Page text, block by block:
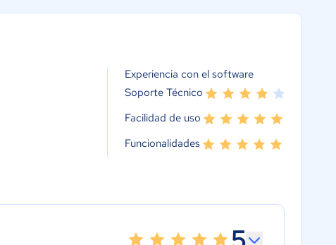
Experiencia con el software
Soporte Técnico
Facilidad de uso
Funcionalidades